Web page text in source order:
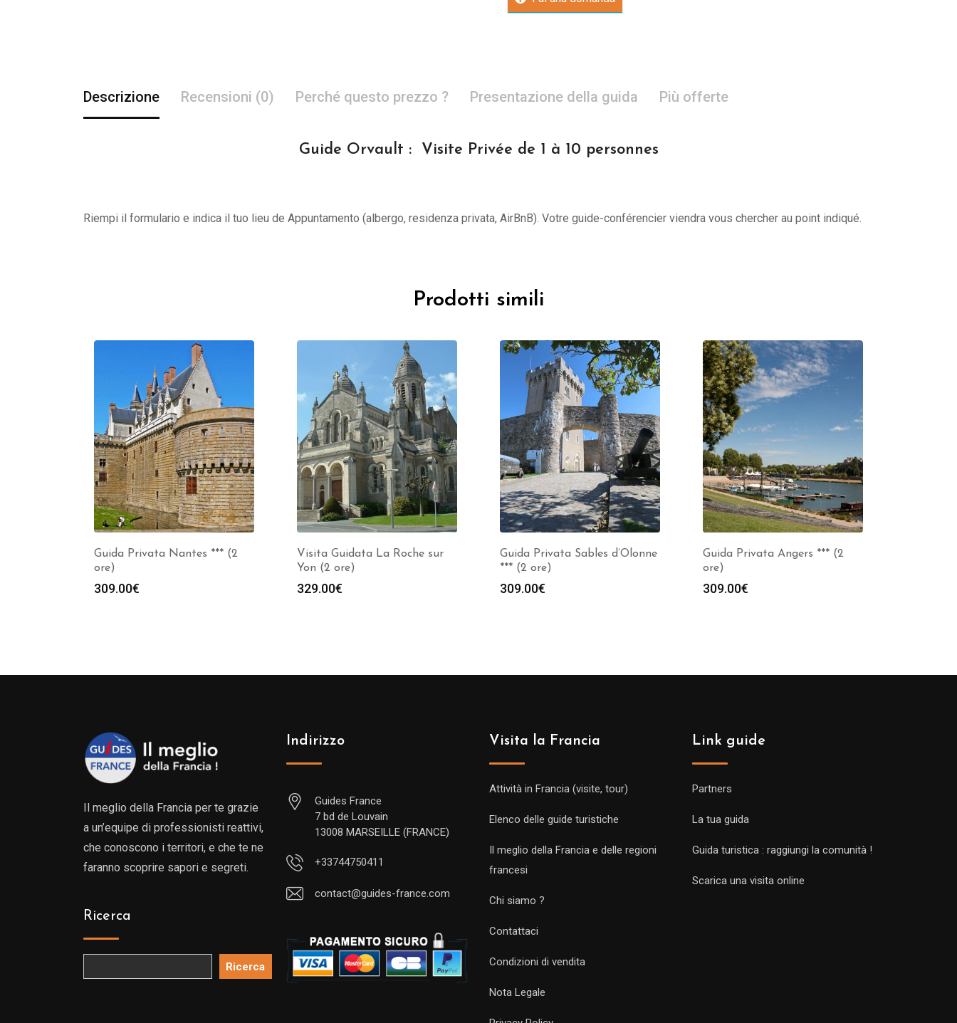
Descrizione Recensioni (0) Perché questo prezzo ? Presentazione della guida Più offerte
Guide Orvault : Visite Privée de 1 à 10 personnes
Riempi il formulario e indica il tuo lieu de Appuntamento (albergo, residenza privata, AirBnB). Votre guide-conférencier viendra vous chercher au point indiqué.
Prodotti simili
Guida Privata Nantes *** (2
ore)
309.00€
Visita Guidata La Roche sur
Yon (2 ore)
329.00€
Guida Privata Sables d’Olonne
*** (2 ore)
309.00€
Guida Privata Angers *** (2
ore)
309.00€
Il meglio della Francia per te grazie
a un’equipe di professionisti reattivi,
che conoscono i territori, e che te ne
faranno scoprire sapori e segreti.
Ricerca
Ricerca
Indirizzo
Guides France
7 bd de Louvain
13008 MARSEILLE (FRANCE)
+33744750411
contact@guides-france.com
Visita la Francia
Attività in Francia (visite, tour)
Elenco delle guide turistiche
Il meglio della Francia e delle regioni
francesi
Chi siamo ?
Contattaci
Condizioni di vendita
Nota Legale
Link guide
Partners
La tua guida
Guida turistica : raggiungi la comunità !
Scarica una visita online